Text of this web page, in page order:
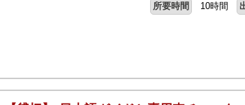
所要時間 10時間